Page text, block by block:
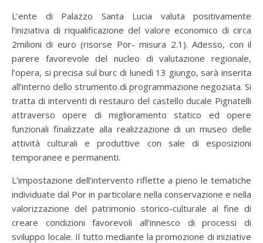
L’ente di Palazzo Santa Lucia valuta positivamente
l’iniziativa di riqualificazione del valore economico di circa
2milioni di euro (risorse Por- misura 2.1). Adesso, con il
parere favorevole del nucleo di valutazione regionale,
l’opera, si precisa sul burc di lunedì 13 giungo, sarà inserita
all’interno dello strumento di programmazione negoziata. Si
tratta di interventi di restauro del castello ducale Pignatelli
attraverso opere di miglioramento statico ed opere
funzionali finalizzate alla realizzazione di un museo delle
attività culturali e produttive con sale di esposizioni
temporanee e permanenti.
L’impostazione dell’intervento riflette a pieno le tematiche
individuate dal Por in particolare nella conservazione e nella
valorizzazione del patrimonio storico-culturale al fine di
creare condizioni favorevoli all’innesco di processi di
sviluppo locale. Il tutto mediante la promozione di iniziative